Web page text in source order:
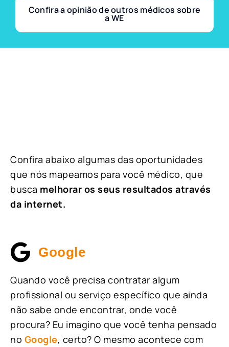
Confira a opinião de outros médicos sobre
a WE
Confira abaixo algumas das oportunidades
que nós mapeamos para você médico, que
busca melhorar os seus resultados através
da internet.
Google
Quando você precisa contratar algum
profissional ou serviço específico que ainda
não sabe onde encontrar, onde você
procura? Eu imagino que você tenha pensado
no Google, certo? O mesmo acontece com